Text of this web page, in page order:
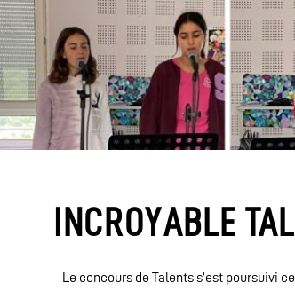
INCROYABLE
Le concours de Talents s’est poursuivi